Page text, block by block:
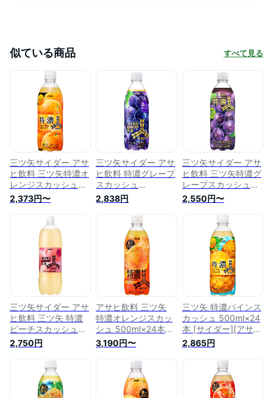
似ている商品 すべて見る
三ツ矢サイダー アサ
ヒ飲料 三ツ矢特濃オ
レンジスカッシュ
500ml×24本 [サイダ
ー]
2,373円〜
三ツ矢サイダー アサ
ヒ飲料 特濃グレープ
スカッシュ
500ml×24本 [サイダ
ー]
2,838円
三ツ矢サイダー アサ
ヒ飲料 三ツ矢特濃グ
レープスカッシュ
500ml×24本[サイダ
ー][炭酸]
2,550円〜
三ツ矢サイダー アサ
ヒ飲料 三ツ矢 特濃
ピーチスカッシュ
1500ml×8本 [ サイ
ダー ]
2,750円
アサヒ飲料 三ツ矢
特濃オレンジスカッ
シュ 500ml×24本
[サイダー]
3,190円〜
三ツ矢 特濃パインス
カッシュ 500ml×24
本 [サイダー][アサヒ
飲料]
2,865円